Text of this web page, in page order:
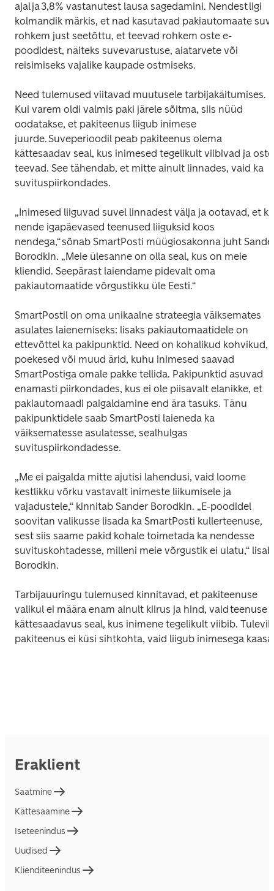
ajal ja 3,8% vastanutest lausa sagedamini. Nendest ligi
kolmandik märkis, et nad kasutavad pakiautomaate
rohkem just seetõttu, et teevad rohkem oste e-
poodidest, näiteks suvevarustuse, aiatarvete või
reisimiseks vajalike kaupade ostmiseks.
Need tulemused viitavad muutusele tarbijakäitumises.
Kui varem oldi valmis paki järele sõitma, siis nüüd
oodatakse, et pakiteenus liigub inimese
juurde. Suveperioodil peab pakiteenus olema
kättesaadav seal, kus inimesed tegelikult viibivad ja oste
teevad. See tähendab, et mitte ainult linnades, vaid ka
suvituspiirkondades.
„Inimesed liiguvad suvel linnadest välja ja ootavad, et ka
nende igapäevased teenused liiguksid koos
nendega,“ sõnab SmartPosti müügiosakonna juht
Borodkin. „Meie ülesanne on olla seal, kus on meie
kliendid. Seepärast laiendame pidevalt oma
pakiautomaatide võrgustikku üle Eesti.“
SmartPostil on oma unikaalne strateegia väiksemates
asulates laienemiseks: lisaks pakiautomaatidele on
ettevõttel ka pakipunktid. Need on kohalikud kohvikud,
poekesed või muud ärid, kuhu inimesed saavad
SmartPostiga omale pakke tellida. Pakipunktid asuvad
enamasti piirkondades, kus ei ole piisavalt elanikke, et
pakiautomaadi paigaldamine end ära tasuks. Tänu
pakipunktidele saab SmartPosti laieneda ka
väiksematesse asulatesse, sealhulgas
suvituspiirkondadesse.
„Me ei paigalda mitte ajutisi lahendusi, vaid loome
kestlikku võrku vastavalt inimeste liikumisele ja
vajadustele,“ kinnitab Sander Borodkin. „E-poodidel
soovitan valikusse lisada ka SmartPosti kullerteenuse,
sest siis saame pakid kohale toimetada ka nendesse
suvituskohtadesse, milleni meie võrgustik ei ulatu,“ lisab
Borodkin.
Tarbijauuringu tulemused kinnitavad, et pakiteenuse
valikul ei määra enam ainult kiirus ja hind, vaid teenuse
kättesaadavus seal, kus inimene tegelikult viibib.
pakiteenus ei küsi sihtkohta, vaid liigub inimesega
Eraklient
Saatmine
Kättesaamine
Iseteenindus
Uudised
Klienditeenindus